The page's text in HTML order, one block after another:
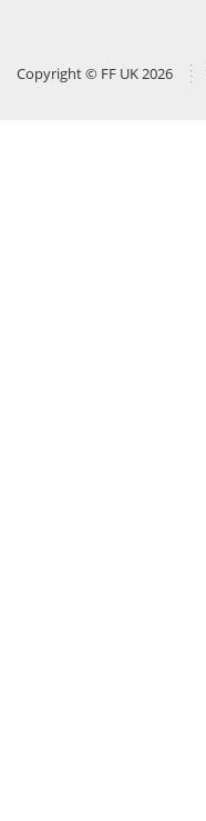
Copyright © FF UK 2026